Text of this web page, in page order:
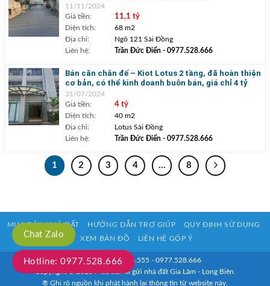
11/11/2024
Giá tiền:
11,1 tỷ
Diện tích:
68 m2
Địa chỉ:
Ngõ 121 Sài Đồng
Liên hệ:
Trần Đức Điển- 0977.528.666
Bán căn chân đế – Kiot Lotus 2 tầng, đã hoàn thiện
cơ bản, có thể kinh doanh buôn bán, giá chỉ 4 tỷ
31/07/2024
Giá tiền:
4 tỷ
Diện tích:
40 m2
Địa chỉ:
Lotus Sài Đồng
Liên hệ:
Trần Đức Điển- 0977.528.666
1 2 3 4 … 8
MUA BÁN NHÀ ĐẤT HƯỚNG DẪN TRỢ GIÚP
QUY ĐỊNH SỬ DỤNG
XEM BẢN ĐỒ
LIÊN HỆ GÓP Ý
HOTLINE: 0933.916.555 - 0977.528.666
Copyright © 2020 Mua bán kí gửi nhà đất Gia Lâm - Long Biên.
® Ghi rõ nguồn khi phát hành lại thông tin từ website này.
Chat Zalo
Hotline: 0977.528.666